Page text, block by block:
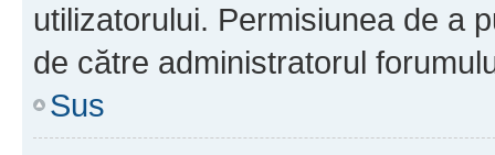
utilizatorului. Permisiunea de a
de către administratorul
Sus